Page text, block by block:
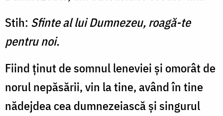
Stih: Sfinte al lui Dumnezeu, roagă-te
pentru noi.
Fiind ținut de somnul leneviei și omorât de
norul nepăsării, vin la tine, având în tine
nădejdea cea dumnezeiască și singurul